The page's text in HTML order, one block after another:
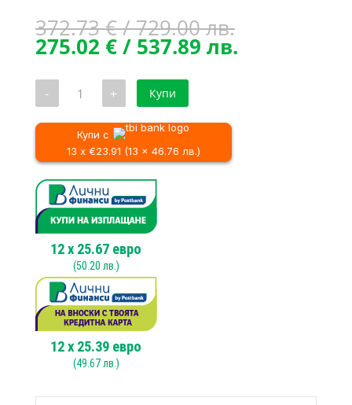
372.73€/ 729.00 лв.Original
price
275.02 €/ 537.89 лв.Текущата
- количество
Акумулаторен
перфоратор
DeWALT
DCH273NT
SDS
Plus
,
18V,
2.1
J
+ Купи
Купи с
13 x €23.91 (13 x 46.76 лв.)
12x 25.67 евро
(50.20 лв.)
12x 25.39 евро
(49.67лв.)